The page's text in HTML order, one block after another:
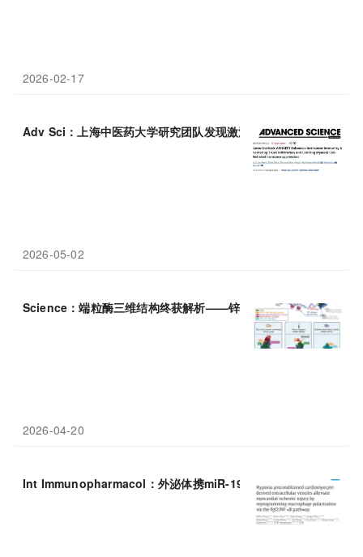
2026-02-17
Adv Sci：上海中医药大学研究团队发现激活ARHGEF3可双重优
2026-05-02
Science：端粒酶三维结构终获解析——锌指与Est3支架功能颠覆
2026-04-20
Int Immunopharmacol：外泌体携miR-199b-3p靶向调控炎症守